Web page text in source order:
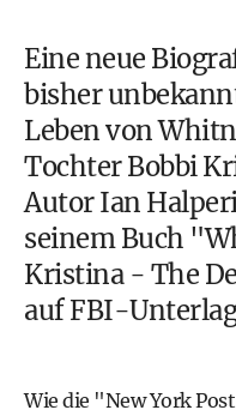
Eine neue
bisher
Leben von
Tochter Bobbi
Autor Ian
seinem Buch
Kristina - The
auf FBI-
Wie die "New York